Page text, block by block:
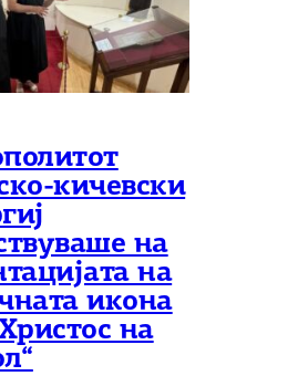
кичевски
на
на
икона
на